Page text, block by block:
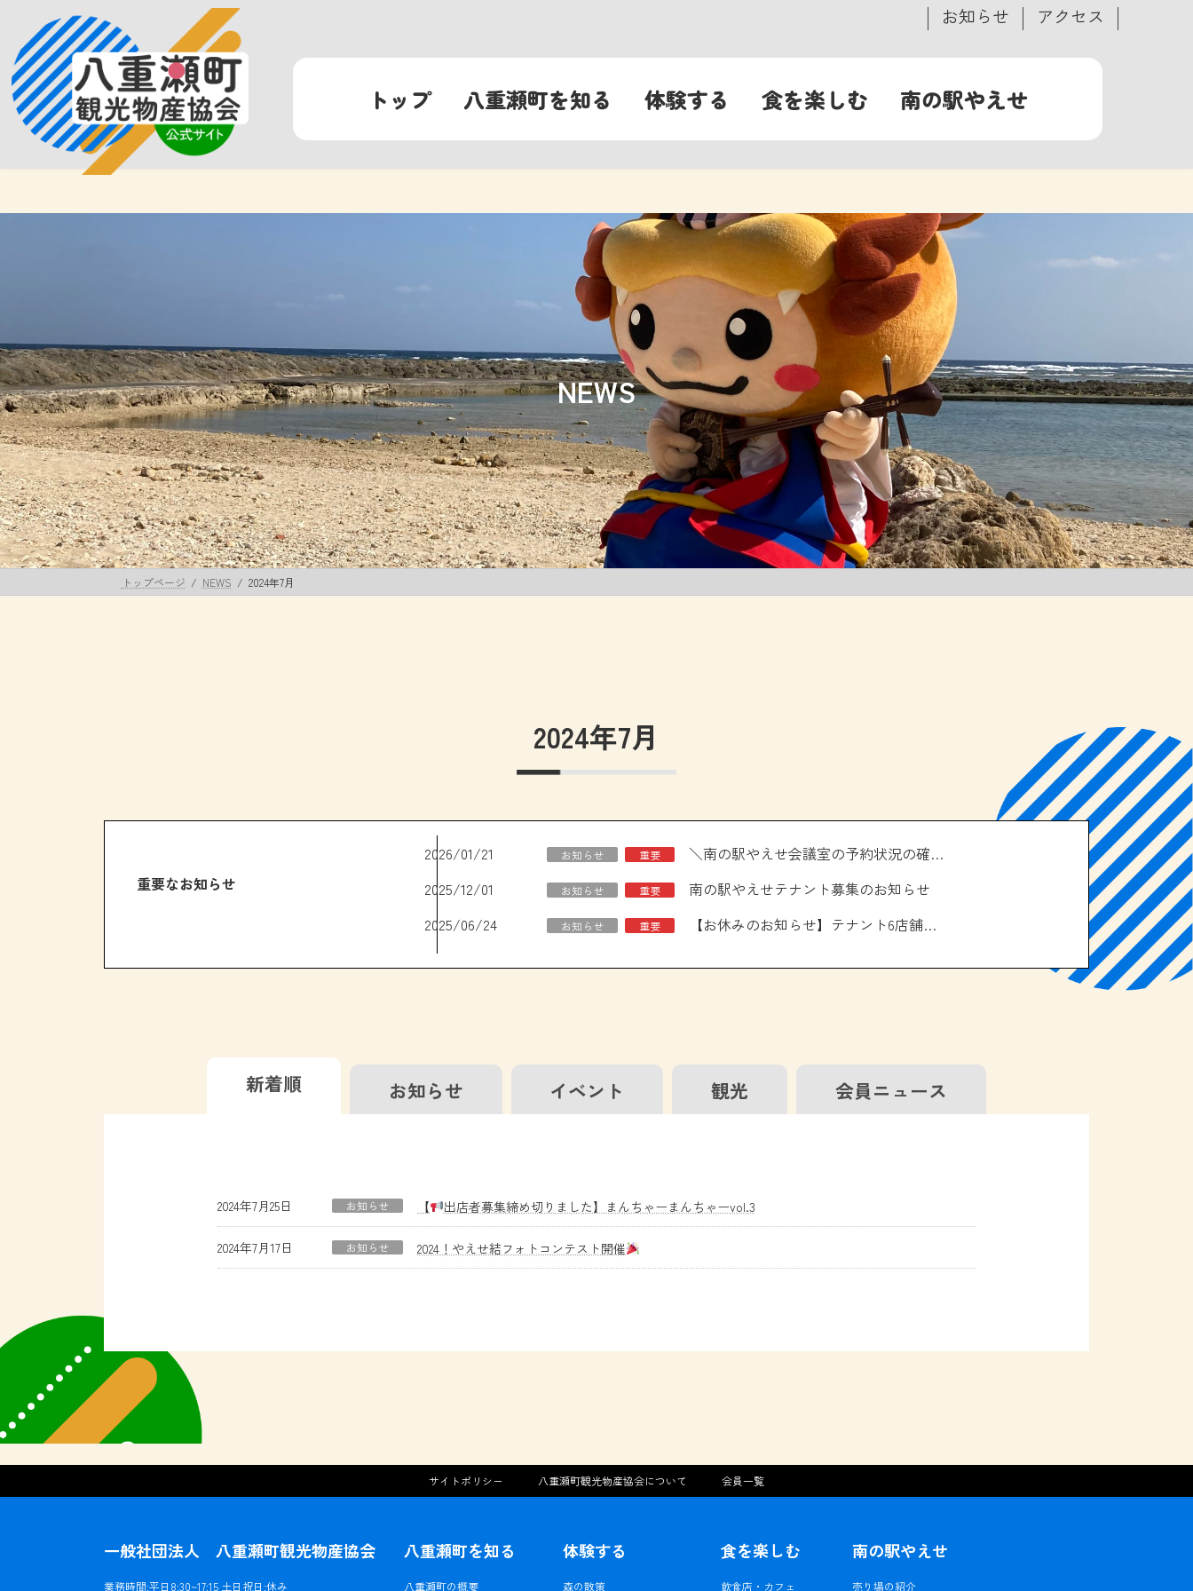
ン
ツ
ー
シ
お知らせ アクセス
トップ 八重瀬町を知る 体験する 食を楽しむ 南の駅やえせ
NEWS
トップページ NEWS 2024年7月
2024年7月
重要なお知らせ
2026/01/21 お知らせ 重要
＼南の駅やえせ会議室の予約状況の確認はこちら！／
2025/12/01
お知らせ 重要
南の駅やえせテナント募集のお知らせ
2025/06/24
お知らせ 重要 【お休みのお知らせ】テナント6店舗、エアコン取り換え工事について
新着順 お知らせ イベント 観光 会員ニュース
2024年7月25日 お知らせ 【 出店者募集締め切りました】まんちゃーまんちゃーvol.3
2024年7月17日 お知らせ 2024！やえせ結フォトコンテスト開催
サイトポリシー 八重瀬町観光物産協会について 会員一覧
一般社団法人 八重瀬町観光物産協会
業務時間:平日8:30~17:15 土日祝日:休み
八重瀬町を知る
八重瀬町の概要
体験する
森の散策
食を楽しむ
飲食店・カフェ
南の駅やえせ
売り場の紹介